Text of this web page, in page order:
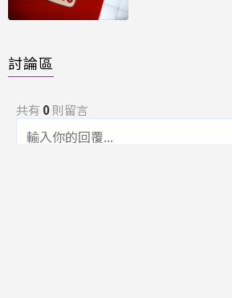
討論區
共有 0則留言